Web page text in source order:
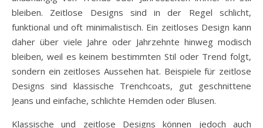
bleiben. Zeitlose Designs sind in der Regel schlicht,
funktional und oft minimalistisch. Ein zeitloses Design kann
daher über viele Jahre oder Jahrzehnte hinweg modisch
bleiben, weil es keinem bestimmten Stil oder Trend folgt,
sondern ein zeitloses Aussehen hat. Beispiele für zeitlose
Designs sind klassische Trenchcoats, gut geschnittene
Jeans und einfache, schlichte Hemden oder Blusen.
Klassische und zeitlose Designs können jedoch auch